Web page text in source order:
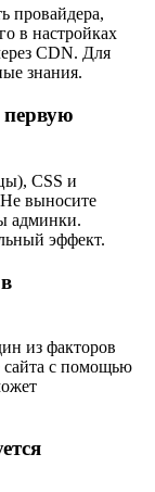
провайдера,
в настройках
CDN. Для
знания.
CSS и
выносите
админки.
эффект.
из факторов
сайта с помощью